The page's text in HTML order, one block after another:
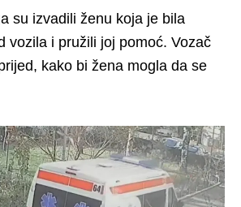
su izvadili ženu koja je bila
vozila i pružili joj pomoć. Vozač
kako bi žena mogla da se